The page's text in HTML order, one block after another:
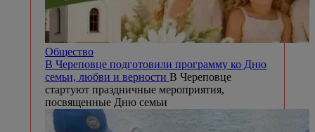
Общество
В Череповце подготовили программу ко Дню
семьи, любви и верности В Череповце
стартуют праздничные мероприятия,
посвященные Дню семьи